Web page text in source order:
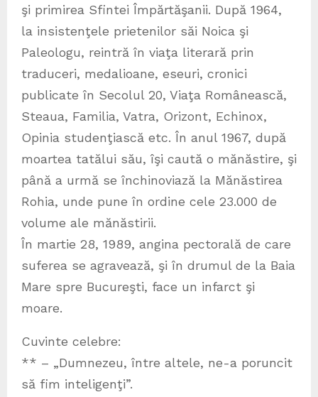
şi primirea Sfintei Împărtăşanii. După 1964,
la insistenţele prietenilor săi Noica şi
Paleologu, reintră în viaţa literară prin
traduceri, medalioane, eseuri, cronici
publicate în Secolul 20, Viaţa Românească,
Steaua, Familia, Vatra, Orizont, Echinox,
Opinia studenţiască etc. În anul 1967, după
moartea tatălui său, îşi caută o mănăstire, şi
până a urmă se închinoviază la Mănăstirea
Rohia, unde pune în ordine cele 23.000 de
volume ale mănăstirii.
În martie 28, 1989, angina pectorală de care
suferea se agravează, şi în drumul de la Baia
Mare spre Bucureşti, face un infarct şi
moare.
Cuvinte celebre:
** – „Dumnezeu, între altele, ne-a poruncit
să fim inteligenţi”.